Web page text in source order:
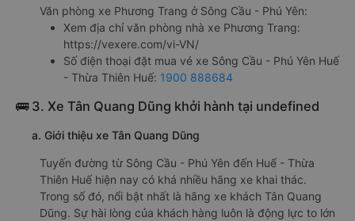
Văn phòng xe Phương Trang ở Sông Cầu - Phú Yên:
Xem địa chỉ văn phòng nhà xe Phương Trang:
https://vexere.com/vi-VN/
Số điện thoại đặt mua vé xe Sông Cầu - Phú Yên Huế
- Thừa Thiên Huế: 1900 888684
🚌 3. Xe Tân Quang Dũng khởi hành tại undefined
a. Giới thiệu xe Tân Quang Dũng
Tuyến đường từ Sông Cầu - Phú Yên đến Huế - Thừa
Thiên Huế hiện nay có khá nhiều hãng xe khai thác.
Trong số đó, nổi bật nhất là hãng xe khách Tân Quang
Dũng. Sự hài lòng của khách hàng luôn là động lực to lớn